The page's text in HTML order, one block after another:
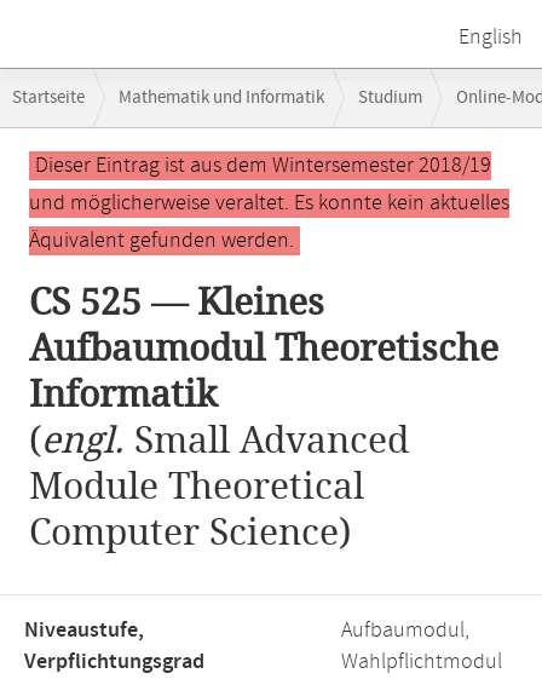
English
Navigation
Startseite Mathematik und Informatik Studium Online-
CS 525 — Kleines Aufbaumodul Theoretische Informatik
Hauptinhalt
Dieser Eintrag ist aus dem Wintersemester 2018/19
und möglicherweise veraltet. Es konnte kein aktuelles
Äquivalent gefunden werden.
CS 525 — Kleines
Aufbaumodul Theoretische
Informatik
(engl. Small Advanced
Module Theoretical
Computer Science)
Niveaustufe,
Verpflichtungsgrad
Aufbaumodul,
Wahlpflichtmodul